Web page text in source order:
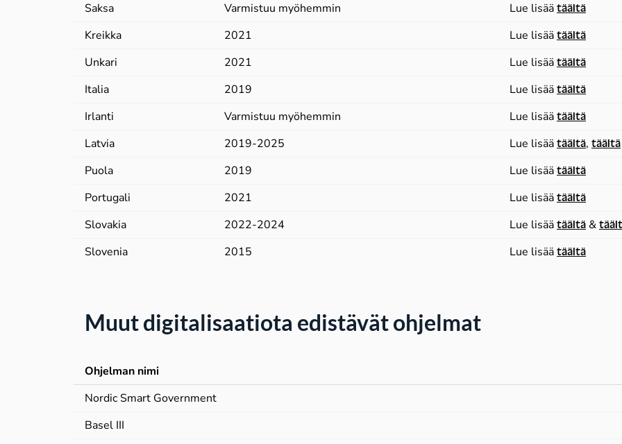
Saksa Varmistuu myöhemmin Lue lisää täältä
Kreikka 2021 Lue lisää täältä
Unkari 2021 Lue lisää täältä
Italia 2019 Lue lisää täältä
Irlanti Varmistuu myöhemmin Lue lisää täältä
Latvia 2019-2025 Lue lisää täältä, täältä
Puola 2019 Lue lisää täältä
Portugali 2021 Lue lisää täältä
Slovakia 2022-2024 Lue lisää täältä &
Slovenia 2015 Lue lisää täältä
Muut digitalisaatiota edistävät ohjelmat
Ohjelman nimi
Nordic Smart Government
Basel III